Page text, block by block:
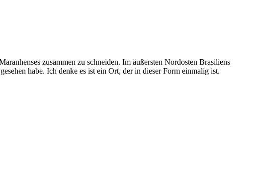
zusammen zu schneiden. Im äußersten Nordosten Brasiliens
habe. Ich denke es ist ein Ort, der in dieser Form einmalig ist.